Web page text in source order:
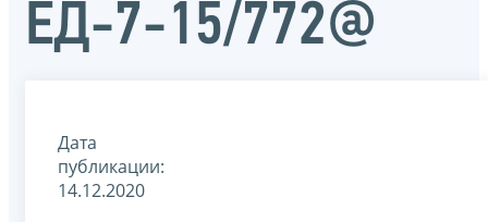
ЕД-7-15/772@
Дата
публикации:
14.12.2020